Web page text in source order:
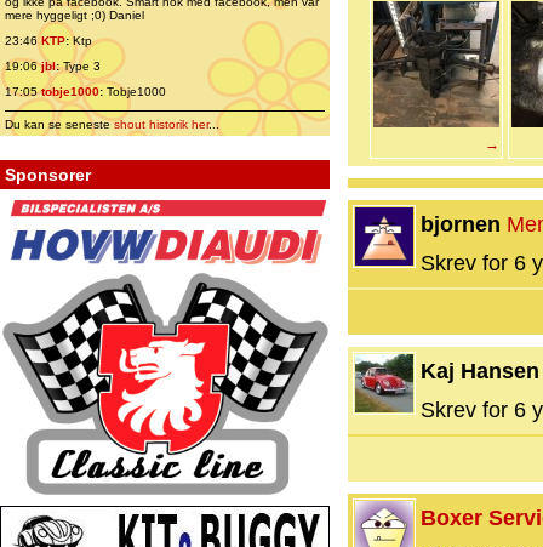
mere hyggeligt ;0) Daniel
23:46 KTP:Ktp
19:06jbl:Type 3
17:05tobje1000: Tobje1000
Du kan se senesteshout historik her...
Sponsorer
→
bjornen
Skrev for 6
Kaj Hansen
Skrev for 6
Boxer